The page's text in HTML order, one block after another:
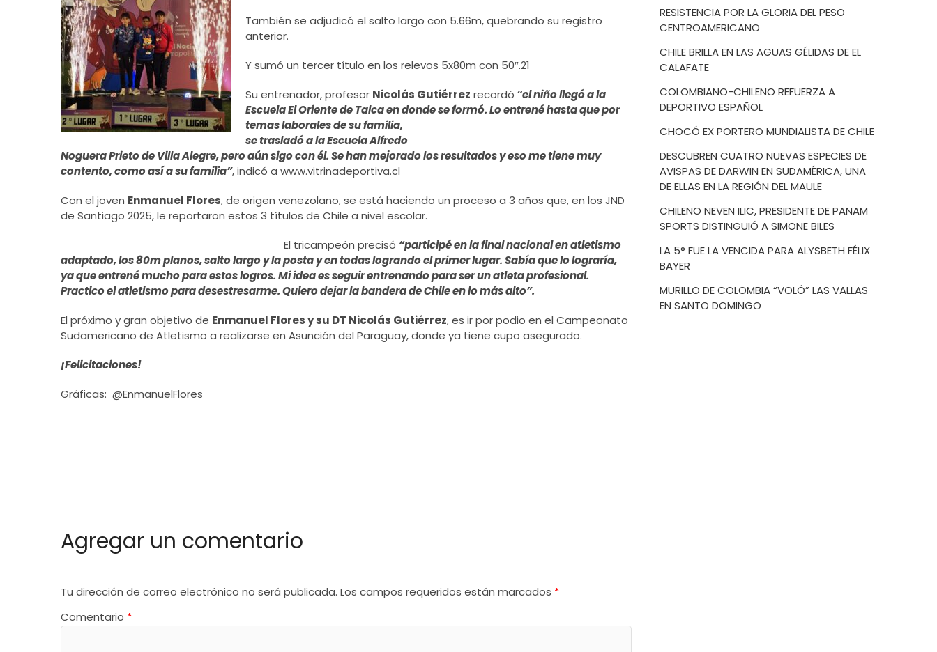
También se adjudicó el salto largo con 5.66m, quebrando su registro
anterior.
Y sumó un tercer título en los relevos 5x80m con 50″.21
Su entrenador, profesor Nicolás Gutiérrez recordó “el niño llegó a la
Escuela El Oriente de Talca en donde se formó. Lo entrené hasta que por
temas laborales de sufamilia,
se trasladó a la Escuela Alfredo
Noguera Prieto de Villa Alegre, pero aún sigo con él. Se han mejorado los resultados y eso me tiene muy
contento, como así a su familia”, indicó a www.vitrinadeportiva.cl
Con el joven Enmanuel Flores, de origen venezolano, se está haciendo un proceso a 3 años que, en los JND
de Santiago 2025, le reportaron estos 3 títulos de Chile a nivel escolar.
El tricampeón precisó “participé en la final nacional en atletismo
adaptado, los 80m planos, salto largo y la posta y en todas logrando el primer lugar. Sabía que lo lograría,
ya que entrené mucho para estos logros. Mi idea es seguir entrenando para ser un atleta profesional.
Practico el atletismo para desestresarme. Quiero dejar la bandera de Chile en lo más alto”.
El próximo y gran objetivo de Enmanuel Flores y su DT Nicolás Gutiérrez, es ir por podio en el Campeonato
Sudamericano de Atletismo a realizarse en Asunción del Paraguay, donde ya tiene cupo asegurado.
¡Felicitaciones!
Gráficas: @EnmanuelFlores
Agregar un comentario
Tu dirección de correo electrónico no será publicada. Los campos requeridos están marcados *
Comentario *
RESISTENCIA POR LA GLORIA DEL PESO
CENTROAMERICANO
CHILE BRILLA EN LAS AGUAS GÉLIDAS DE EL
CALAFATE
COLOMBIANO-CHILENO REFUERZA A
DEPORTIVO ESPAÑOL
CHOCÓ EX PORTERO MUNDIALISTA DE CHILE
DESCUBREN CUATRO NUEVAS ESPECIES DE
AVISPAS DE DARWIN EN SUDAMÉRICA, UNA
DE ELLAS EN LA REGIÓN DEL MAULE
CHILENO NEVEN ILIC, PRESIDENTE DE PANAM
SPORTS DISTINGUIÓ A SIMONE BILES
LA 5° FUE LA VENCIDA PARA ALYSBETH FÉLIX
BAYER
MURILLO DE COLOMBIA “VOLÓ” LAS VALLAS
EN SANTO DOMINGO